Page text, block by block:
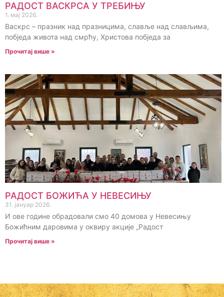
РАДОСТ ВАСКРСА У ТРЕБИЊУ
1. мај 2026.
Васкрс – празник над празницима, славље над слављима,
побједа живота над смрћу, Христова побједа за
Прочитај више »
РАДОСТ БОЖИЋА У НЕВЕСИЊУ
31. јануар 2026.
И ове године обрадовали смо 40 домова у Невесињу
Божићним даровима у оквиру акције „Радост
Прочитај више »